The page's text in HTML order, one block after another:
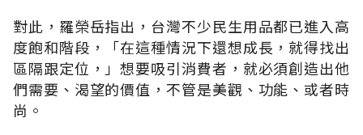
對此，羅榮岳指出，台灣不少民生用品都已進入高
度飽和階段，「在這種情況下還想成長，就得找出
區隔跟定位，」想要吸引消費者，就必須創造出他
們需要、渴望的價值，不管是美觀、功能、或者時
尚。